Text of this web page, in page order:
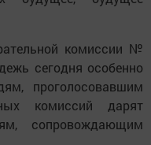
комиссии №
сегодня особенно
проголосовавшим
комиссий дарят
сопровождающим